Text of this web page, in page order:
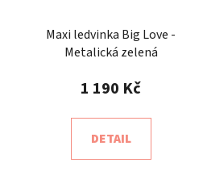
Maxi ledvinka Big Love -
Metalická zelená
1 190 Kč
DETAIL